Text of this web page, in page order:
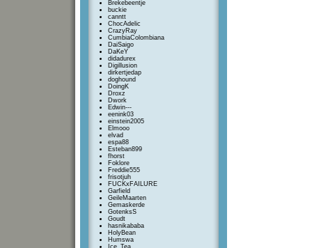
Brekebeentje
buckie
canntt
ChocAdelic
CrazyRay
CumbiaColombiana
DaiSaigo
DaKeY
didadurex
Digillusion
dirkertjedap
doghound
DoingK
Droxz
Dwork
Edwin---
eenink03
einstein2005
Elmooo
elvad
espa88
Esteban899
fhorst
Foklore
Freddie555
frisotjuh
FUCKxFAILURE
Garfield
GeileMaarten
Gemaskerde
GotenksS
Goudt
hasnikababa
HolyBean
Humswa
Ice_Tea